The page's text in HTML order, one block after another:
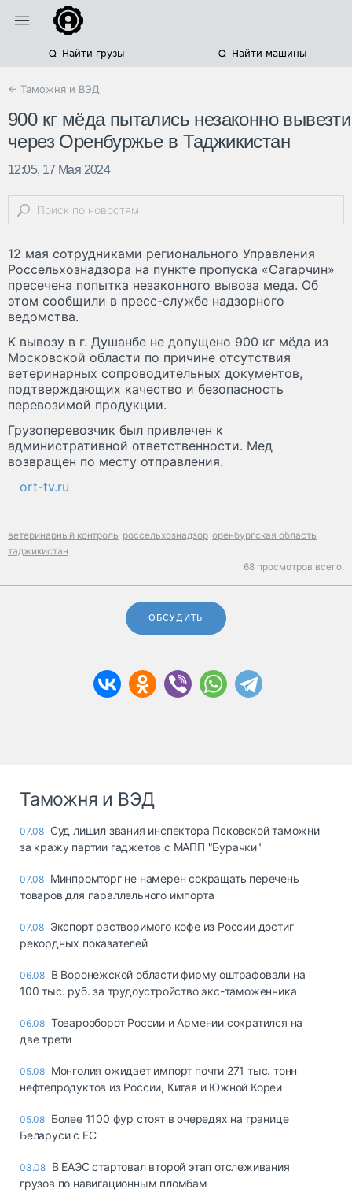
Найти грузы Найти машины
← Таможня и ВЭД
900 кг мёда пытались незаконно вывезти
через Оренбуржье в Таджикистан
12:05, 17 Мая 2024
12 мая сотрудниками регионального Управления
Россельхознадзора на пункте пропуска «Сагарчин»
пресечена попытка незаконного вывоза меда. Об
этом сообщили в пресс-службе надзорного
ведомства.
К вывозу в г. Душанбе не допущено 900 кг мёда из
Московской области по причине отсутствия
ветеринарных сопроводительных документов,
подтверждающих качество и безопасность
перевозимой продукции.
Грузоперевозчик был привлечен к
административной ответственности. Мед
возвращен по месту отправления.
ort-tv.ru
ветеринарный контроль россельхознадзор оренбургская область
таджикистан
68 просмотров всего.
ОБСУДИТЬ
Таможня и ВЭД
07.08 Суд лишил звания инспектора Псковской таможни
за кражу партии гаджетов с МАПП "Бурачки"
07.08 Минпромторг не намерен сокращать перечень
товаров для параллельного импорта
07.08 Экспорт растворимого кофе из России достиг
рекордных показателей
06.08 В Воронежской области фирму оштрафовали на
100 тыс. руб. за трудоустройство экс-таможенника
06.08 Товарооборот России и Армении сократился на
две трети
05.08 Монголия ожидает импорт почти 271 тыс. тонн
нефтепродуктов из России, Китая и Южной Кореи
05.08 Более 1100 фур стоят в очередях на границе
Беларуси с ЕС
03.08 В ЕАЭС стартовал второй этап отслеживания
грузов по навигационным пломбам